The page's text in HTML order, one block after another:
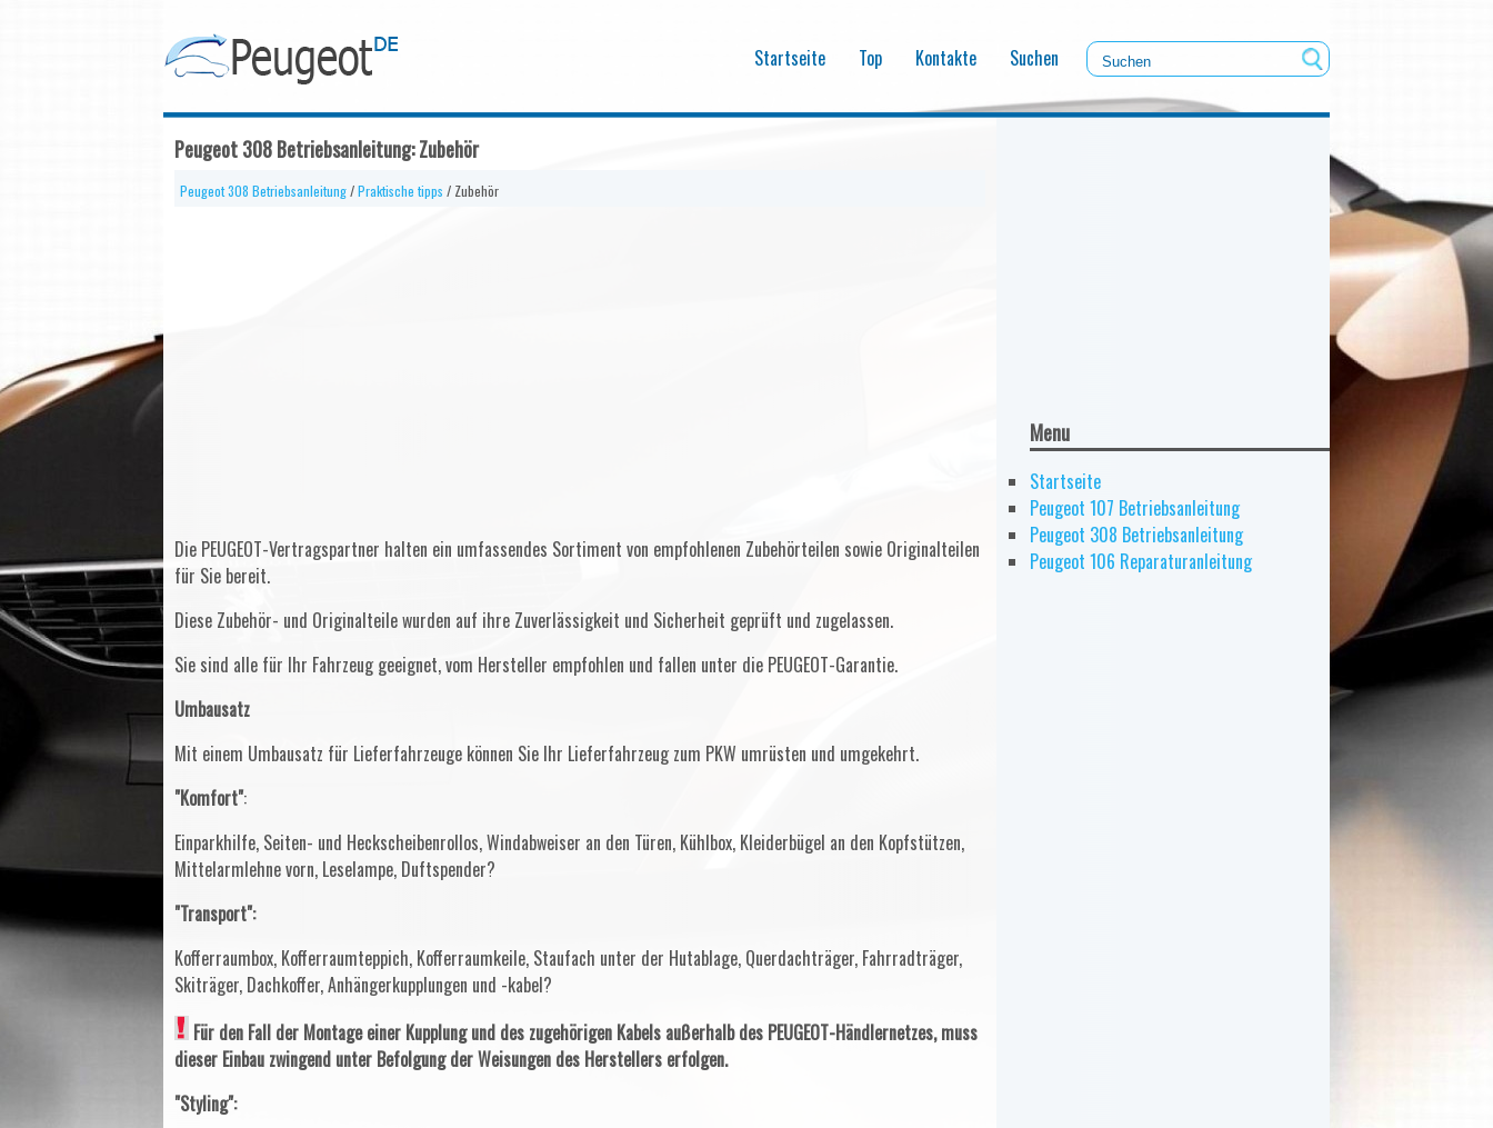
Startseite Top Kontakte Suchen
Peugeot 308 Betriebsanleitung: Zubehör
Peugeot 308 Betriebsanleitung/Praktische tipps / Zubehör
Die PEUGEOT-Vertragspartner halten ein umfassendes Sortiment von empfohlenen Zubehörteilen sowie Originalteilen
für Sie bereit.
Diese Zubehör- und Originalteile wurden auf ihre Zuverlässigkeit und Sicherheit geprüft und zugelassen.
Sie sind alle für Ihr Fahrzeug geeignet, vom Hersteller empfohlen und fallen unter die PEUGEOT-Garantie.
Umbausatz
Mit einem Umbausatz für Lieferfahrzeuge können Sie Ihr Lieferfahrzeug zum PKW umrüsten und umgekehrt.
"Komfort":
Einparkhilfe, Seiten- und Heckscheibenrollos, Windabweiser an den Türen, Kühlbox, Kleiderbügel an den Kopfstützen,
Mittelarmlehne vorn, Leselampe, Duftspender?
"Transport":
Kofferraumbox, Kofferraumteppich, Kofferraumkeile, Staufach unter der Hutablage, Querdachträger, Fahrradträger,
Skiträger, Dachkoffer, Anhängerkupplungen und -kabel?
Für den Fall der Montage einer Kupplung und des zugehörigen Kabels außerhalb des PEUGEOT-Händlernetzes, muss
dieser Einbau zwingend unter Befolgung der Weisungen des Herstellers erfolgen.
"Styling":
Menu
Startseite
Peugeot 107 Betriebsanleitung
Peugeot 308 Betriebsanleitung
Peugeot 106 Reparaturanleitung